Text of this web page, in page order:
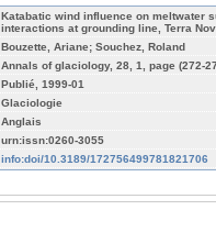
Katabatic wind influence on meltwater
interactions at grounding line, Terra
Bouzette, Ariane; Souchez, Roland
Annals of glaciology, 28, 1, page (272-
Publié, 1999-01
Glaciologie
Anglais
urn:issn:0260-3055
info:doi/10.3189/172756499781821706